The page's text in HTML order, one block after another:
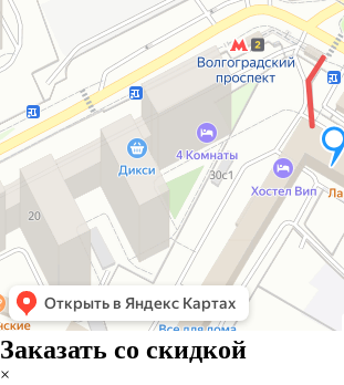
Заказать со скидкой
×